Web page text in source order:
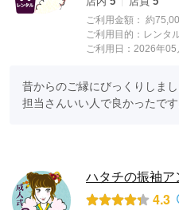
ご利用金額： 約
ご利用目的： レンタ
ご利用日：2026年05
昔からのご縁にびっくりしまし
担当さんいい人で良かったです
ハタチの振袖
4.3